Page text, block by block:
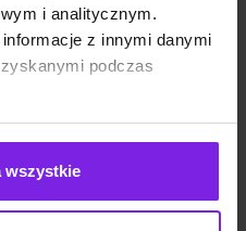
i analitycznym.
z innymi danymi
podczas
wszystkie